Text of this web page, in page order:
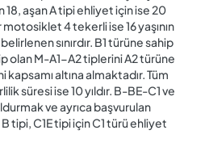
aşan A tipi ehliyet için ise 20
motosiklet 4 tekerli ise 16 yaşının
sınırdır. B1 türüne sahip
olan M-A1-A2 tiplerini A2 türüne
altına almaktadır. Tüm
süresi ise 10 yıldır. B-BE-C1 ve
ve ayrıca başvurulan
tipi, C1E tipi için C1 türü ehliyet